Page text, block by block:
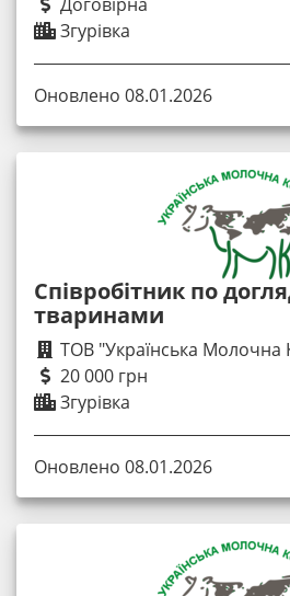
Згурівка
Оновлено 08.01.2026
Співробітник по
тваринами
ТОВ "Українська Молочна
20 000 грн
Згурівка
Оновлено 08.01.2026